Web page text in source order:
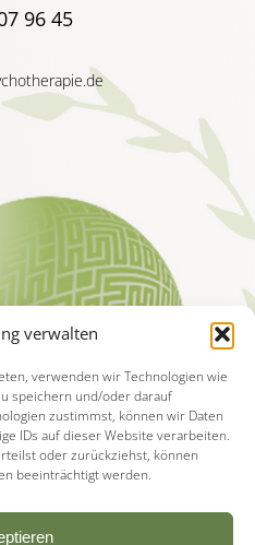
verwalten
verwenden wir Technologien wie
speichern und/oder darauf
zustimmst, können wir Daten
IDs auf dieser Website verarbeiten.
oder zurückziehst, können
beeinträchtigt werden.
96 45